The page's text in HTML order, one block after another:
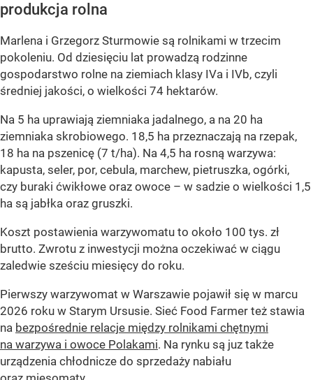
produkcja rolna
Marlena i Grzegorz Sturmowie są rolnikami w trzecim
pokoleniu. Od dziesięciu lat prowadzą rodzinne
gospodarstwo rolne na ziemiach klasy IVa i IVb, czyli
średniej jakości, o wielkości 74 hektarów.
Na 5 ha uprawiają ziemniaka jadalnego, a na 20 ha
ziemniaka skrobiowego. 18,5 ha przeznaczają na rzepak,
18 ha na pszenicę (7 t/ha). Na 4,5 ha rosną warzywa:
kapusta, seler, por, cebula, marchew, pietruszka, ogórki,
czy buraki ćwikłowe oraz owoce – w sadzie o wielkości 1,5
ha są jabłka oraz gruszki.
Koszt postawienia warzywomatu to około 100 tys. zł
brutto. Zwrotu z inwestycji można oczekiwać w ciągu
zaledwie sześciu miesięcy do roku.
Pierwszy warzywomat w Warszawie pojawił się w marcu
2026 roku w Starym Ursusie. Sieć Food Farmer też stawia
na bezpośrednie relacje między rolnikami chętnymi
na warzywa i owoce Polakami. Na rynku są juz także
urządzenia chłodnicze do sprzedaży nabiału